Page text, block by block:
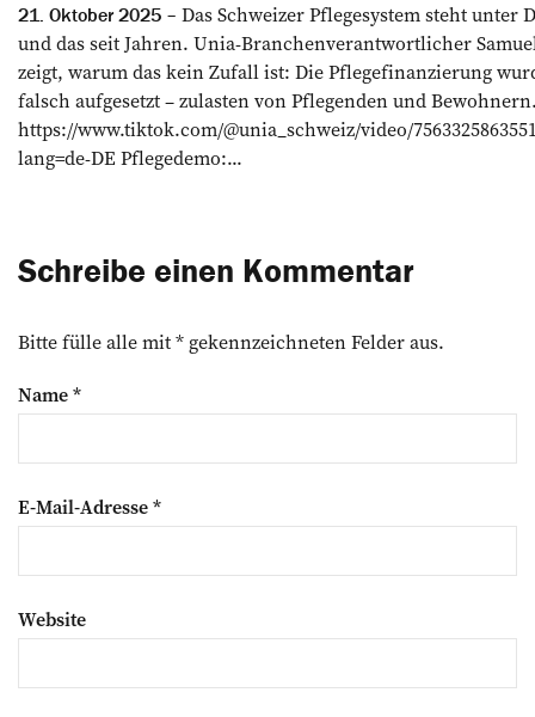
21. Oktober 2025
Das Schweizer Pflegesystem steht unter
und das seit Jahren. Unia-Branchenverantwortlicher
zeigt, warum das kein Zufall ist: Die Pflegefinanzierung
falsch aufgesetzt – zulasten von Pflegenden und
https://www.tiktok.com/@unia_schweiz/video/
lang=de-DE Pflegedemo:...
Schreibe einen Kommentar
Bitte fülle alle mit * gekennzeichneten Felder aus.
Name*
E-Mail-Adresse*
Website